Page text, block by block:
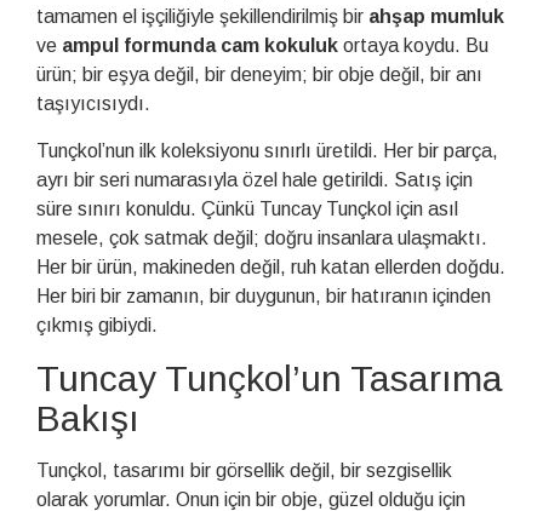
tamamen el işçiliğiyle şekillendirilmiş bir ahşap mumluk
ve ampul formunda cam kokuluk ortaya koydu. Bu
ürün; bir eşya değil, bir deneyim; bir obje değil, bir anı
taşıyıcısıydı.
Tunçkol’nun ilk koleksiyonu sınırlı üretildi. Her bir parça,
ayrı bir seri numarasıyla özel hale getirildi. Satış için
süre sınırı konuldu. Çünkü Tuncay Tunçkol için asıl
mesele, çok satmak değil; doğru insanlara ulaşmaktı.
Her bir ürün, makineden değil, ruh katan ellerden doğdu.
Her biri bir zamanın, bir duygunun, bir hatıranın içinden
çıkmış gibiydi.
Tuncay Tunçkol’un Tasarıma
Bakışı
Tunçkol, tasarımı bir görsellik değil, bir sezgisellik
olarak yorumlar. Onun için bir obje, güzel olduğu için